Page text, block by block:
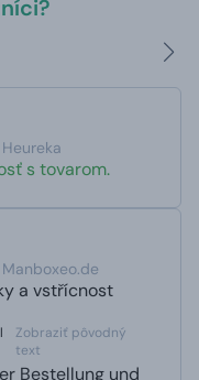
s tovarom.
a vstřícnost
Zobraziť pôvodný
text
Bestellung und